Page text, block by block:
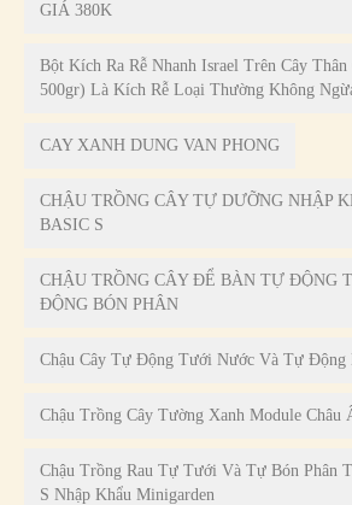
GIÁ 380K
Bột Kích Ra Rễ Nhanh Israel Trên Cây
500gr) Là Kích Rễ Loại Thường Không
CAY XANH DUNG VAN PHONG
CHẬU TRỒNG CÂY TỰ DƯỠNG NHẬP
BASIC S
CHẬU TRỒNG CÂY ĐỂ BÀN TỰ ĐỘNG
ĐỘNG BÓN PHÂN
Chậu Cây Tự Động Tưới Nước Và Tự Động
Chậu Trồng Cây Tường Xanh Module Châu
Chậu Trồng Rau Tự Tưới Và Tự Bón Phân
S Nhập Khẩu Minigarden